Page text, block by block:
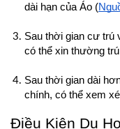
dài hạn của Áo (
Sau thời gian cư trú
có thể xin thường
Sau thời gian dài
chính, có thể xem
Điều Kiện Du